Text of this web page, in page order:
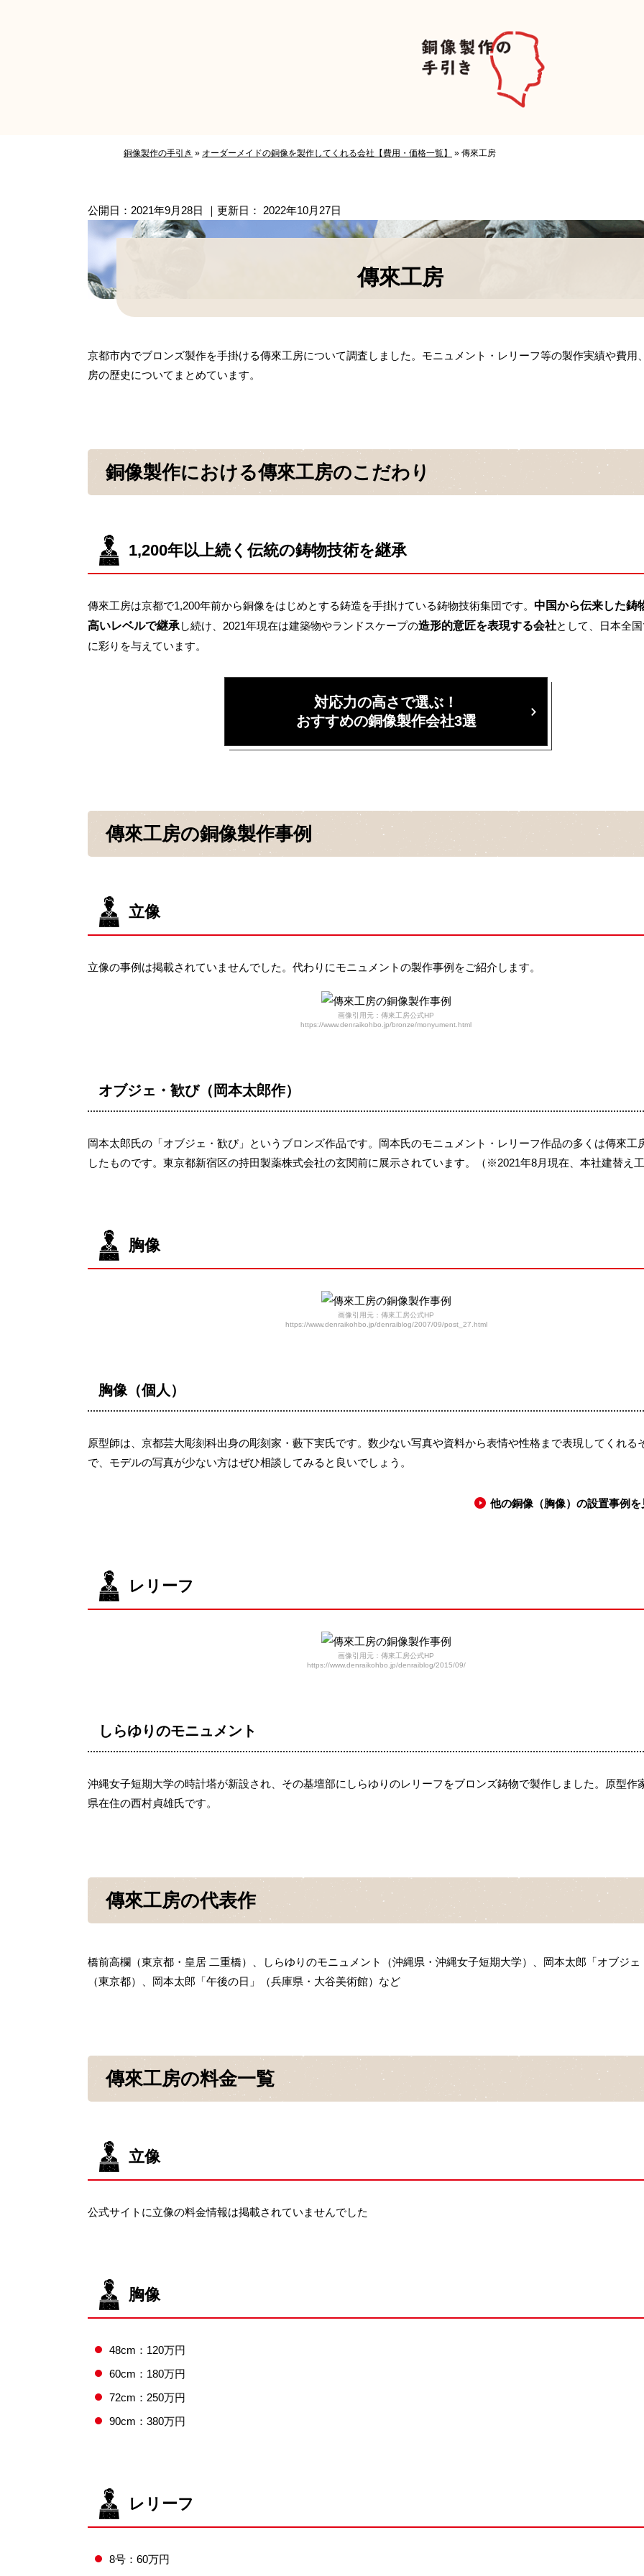
銅像製作の手引き » オーダーメイドの銅像を製作してくれる会社【費用・価格一覧】 » 傳來工房
公開日： 2021年9月28日 ｜更新日： 2022年10月27日
傳來工房
京都市内でブロンズ製作を手掛ける傳來工房について調査しました。モニュメント・レリーフ等の製作実績や費用
房の歴史についてまとめています。
銅像製作における傳來工房のこだわり
1,200年以上続く伝統の鋳物技術を継承
傳來工房は京都で1,200年前から銅像をはじめとする鋳造を手掛けている鋳物技術集団です。 中国から伝来した鋳
高いレベルで継承し続け、2021年現在は建築物やランドスケープの造形的意匠を表現する会社として、日本全
に彩りを与えています。
対応力の高さで選ぶ！
おすすめの銅像製作会社3選
傳來工房の銅像製作事例
立像
立像の事例は掲載されていませんでした。代わりにモニュメントの製作事例をご紹介します。
画像引用元：傳來工房公式HP
https://www.denraikohbo.jp/bronze/monyument.html
オブジェ・歓び（岡本太郎作）
岡本太郎氏の「オブジェ・歓び」というブロンズ作品です。岡本氏のモニュメント・レリーフ作品の多くは傳來工
したものです。東京都新宿区の持田製薬株式会社の玄関前に展示されています。（※2021年8月現在、本社建替え
胸像
画像引用元：傳來工房公式HP
https://www.denraikohbo.jp/denraiblog/2007/09/post_27.html
胸像（個人）
原型師は、京都芸大彫刻科出身の彫刻家・藪下実氏です。数少ない写真や資料から表情や性格まで表現してくれる
で、モデルの写真が少ない方はぜひ相談してみると良いでしょう。
他の銅像（胸像）の設置事例を
レリーフ
画像引用元：傳來工房公式HP
https://www.denraikohbo.jp/denraiblog/2015/09/
しらゆりのモニュメント
沖縄女子短期大学の時計塔が新設され、その基壇部にしらゆりのレリーフをブロンズ鋳物で製作しました。原型作
県在住の西村貞雄氏です。
傳來工房の代表作
橋前高欄（東京都・皇居 二重橋）、しらゆりのモニュメント（沖縄県・沖縄女子短期大学）、岡本太郎「オブジェ
（東京都）、岡本太郎「午後の日」（兵庫県・大谷美術館）など
傳來工房の料金一覧
立像
公式サイトに立像の料金情報は掲載されていませんでした
胸像
48cm：120万円
60cm：180万円
72cm：250万円
90cm：380万円
レリーフ
8号：60万円